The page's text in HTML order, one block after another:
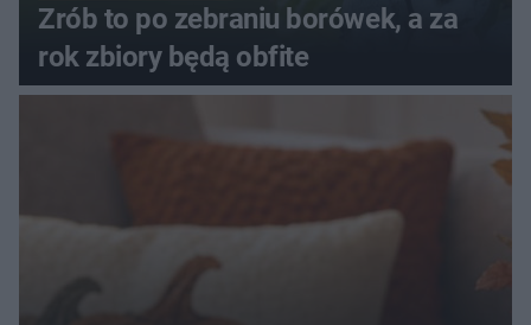
Zrób to po zebraniu borówek, a za
rok zbiory będą obfite